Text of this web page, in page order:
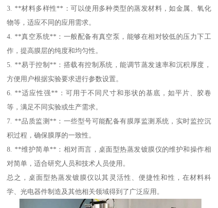
3. **材料多样性**：可以使用多种类型的蒸发材料，如金属、氧化
物等，适应不同的应用需求。
4. **真空系统**：一般配备有真空泵，能够在相对较低的压力下工
作，提高膜层的纯度和均匀性。
5. **易于控制**：搭载有控制系统，能调节蒸发速率和沉积厚度，
方便用户根据实验要求进行参数设置。
6. **适应性强**：可用于不同尺寸和形状的基底，如平片、胶卷
等，满足不同实验或生产需求。
7. **品质监测**：一些型号可能配备有膜厚监测系统，实时监控沉
积过程，确保膜厚的一致性。
8. **维护简单**：相对而言，桌面型热蒸发镀膜仪的维护和操作相
对简单，适合研究人员和技术人员使用。
总之，桌面型热蒸发镀膜仪以其灵活性、便捷性和性，在材料科
学、光电器件制造及其他相关领域得到了广泛应用。